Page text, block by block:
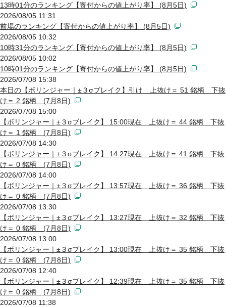
13時01分のランキング【寄付からの値上がり率】 (8月5日)
2026/08/05 11:31
前場のランキング【寄付からの値上がり率】 (8月5日)
2026/08/05 10:32
10時31分のランキング【寄付からの値上がり率】 (8月5日)
2026/08/05 10:02
10時01分のランキング【寄付からの値上がり率】 (8月5日)
2026/07/08 15:38
本日の【ボリンジャー｜±３σブレイク】引け 上抜け＝ 51 銘柄 下抜
け＝ 2 銘柄 (7月8日)
2026/07/08 15:00
【ボリンジャー｜±３σブレイク】 15:00現在 上抜け＝ 44 銘柄 下抜
け＝ 1 銘柄 (7月8日)
2026/07/08 14:30
【ボリンジャー｜±３σブレイク】 14:27現在 上抜け＝ 41 銘柄 下抜
け＝ 0 銘柄 (7月8日)
2026/07/08 14:00
【ボリンジャー｜±３σブレイク】 13:57現在 上抜け＝ 36 銘柄 下抜
け＝ 0 銘柄 (7月8日)
2026/07/08 13:30
【ボリンジャー｜±３σブレイク】 13:27現在 上抜け＝ 32 銘柄 下抜
け＝ 0 銘柄 (7月8日)
2026/07/08 13:00
【ボリンジャー｜±３σブレイク】 13:00現在 上抜け＝ 35 銘柄 下抜
け＝ 0 銘柄 (7月8日)
2026/07/08 12:40
【ボリンジャー｜±３σブレイク】 12:39現在 上抜け＝ 35 銘柄 下抜
け＝ 0 銘柄 (7月8日)
2026/07/08 11:38